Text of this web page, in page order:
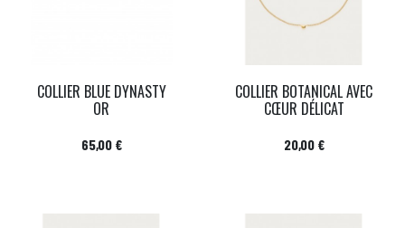
COLLIER BLUE DYNASTY
OR
Prix
65,00 €
COLLIER BOTANICAL AVEC
CŒUR DÉLICAT
Prix
20,00 €